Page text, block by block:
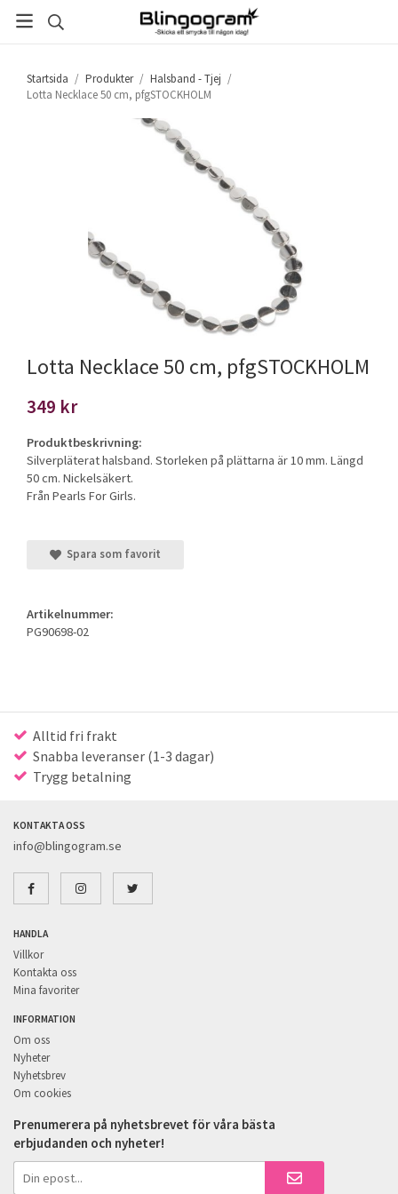
Startsida / Produkter / Halsband - Tjej /
Lotta Necklace 50 cm, pfgSTOCKHOLM
Lotta Necklace 50 cm, pfgSTOCKHOLM
349 kr
Produktbeskrivning:
Silverpläterat halsband. Storleken på plättarna är 10 mm. Längd
50 cm. Nickelsäkert.
Från Pearls For Girls.
Spara som favorit
Artikelnummer:
PG90698-02
Alltid fri frakt
Snabba leveranser (1-3 dagar)
Trygg betalning
KONTAKTA OSS
info@blingogram.se
HANDLA
Villkor
Kontakta oss
Mina favoriter
INFORMATION
Om oss
Nyheter
Nyhetsbrev
Om cookies
Prenumerera på nyhetsbrevet för våra bästa
erbjudanden och nyheter!